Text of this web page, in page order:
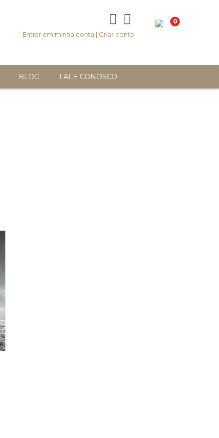
Entrar em minha conta | Criar conta
0
BLOG FALE CONOSCO